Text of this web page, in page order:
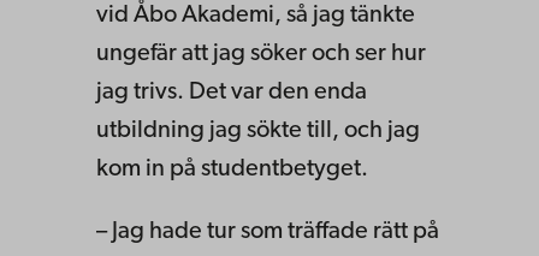
vid Åbo Akademi, så jag tänkte
ungefär att jag söker och ser hur
jag trivs. Det var den enda
utbildning jag sökte till, och jag
kom in på studentbetyget.
– Jag hade tur som träffade rätt på